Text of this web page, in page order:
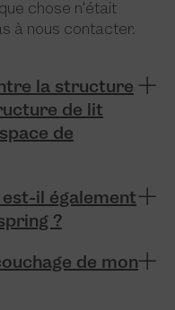
chose n'était
à nous contacter.
la structure
de lit
de
il également
?
de mon